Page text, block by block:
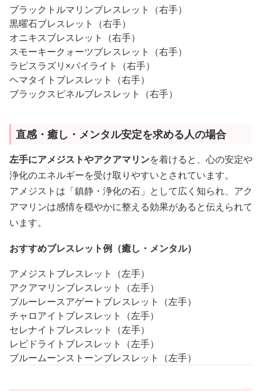
ブラックトルマリンブレスレット（右手）
黒曜石ブレスレット（右手）
オニキスブレスレット（右手）
スモーキークォーツブレスレット（右手）
ラピスラズリ×パイライト（右手）
ヘマタイトブレスレット（右手）
ブラックスピネルブレスレット（右手）
直感・癒し・メンタル安定を求める人の場合
左手にアメジストやアクアマリンを着けると、心の安定や
浄化のエネルギーを受け取りやすいとされています。
アメジストは「鎮静・浄化の石」として広く知られ、アク
アマリンは感情を穏やかに整える効果があると伝えられて
います。
おすすめブレスレット例（癒し・メンタル）
アメジストブレスレット（左手）
アクアマリンブレスレット（左手）
ブルーレースアゲートブレスレット（左手）
チャロアイトブレスレット（左手）
セレナイトブレスレット（左手）
レピドライトブレスレット（左手）
ブルームーンストーンブレスレット（左手）